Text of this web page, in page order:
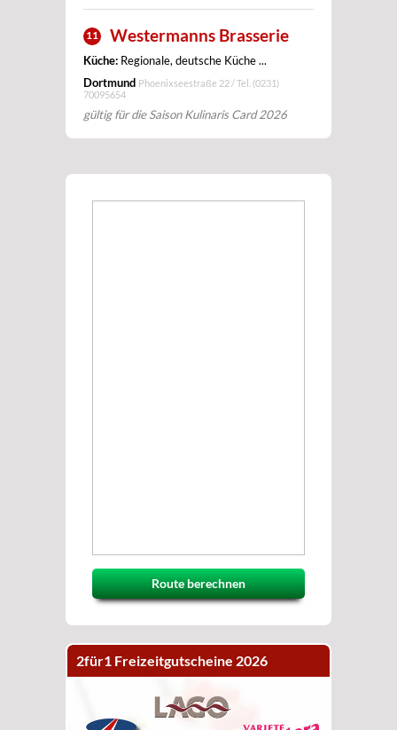
11 Westermanns Brasserie
Küche: Regionale, deutsche Küche ...
Dortmund Phoenixseestraße 22 / Tel. (0231)
70095654
gültig für die Saison Kulinaris Card 2026
Route berechnen
2für1 Freizeitgutscheine 2026